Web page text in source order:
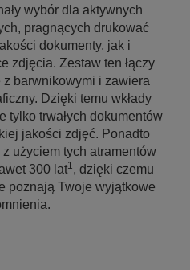
wybór dla aktywnych
pragnących drukować
dokumenty, jak i
zdjęcia. Zestaw ten łączy
barwnikowymi i zawiera
Dzięki temu wkłady
tylko trwałych dokumentów
jakości zdjęć. Ponadto
użyciem tych atramentów
300 lat1, dzięki czemu
poznają Twoje wyjątkowe